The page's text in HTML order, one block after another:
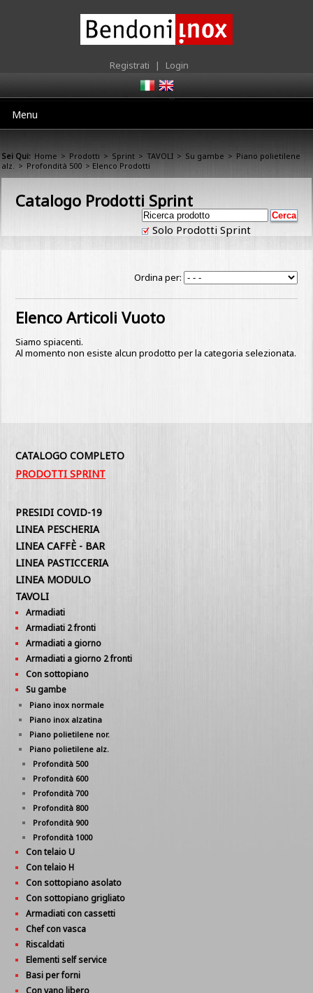
Registrati | Login
Menu
Sei Qui: Home > Prodotti > Sprint > TAVOLI > Su gambe > Piano polietilene
alz. > Profondità 500 > Elenco Prodotti
Catalogo Prodotti Sprint
Solo Prodotti Sprint
Ordina per:
Elenco Articoli Vuoto
Siamo spiacenti.
Al momento non esiste alcun prodotto per la categoria selezionata.
CATALOGO COMPLETO
PRODOTTI SPRINT
PRESIDI COVID-19
LINEA PESCHERIA
LINEA CAFFÈ - BAR
LINEA PASTICCERIA
LINEA MODULO
TAVOLI
Armadiati
Armadiati 2 fronti
Armadiati a giorno
Armadiati a giorno 2 fronti
Con sottopiano
Su gambe
Piano inox normale
Piano inox alzatina
Piano polietilene nor.
Piano polietilene alz.
Profondità 500
Profondità 600
Profondità 700
Profondità 800
Profondità 900
Profondità 1000
Con telaio U
Con telaio H
Con sottopiano asolato
Con sottopiano grigliato
Armadiati con cassetti
Chef con vasca
Riscaldati
Elementi self service
Basi per forni
Con vano libero